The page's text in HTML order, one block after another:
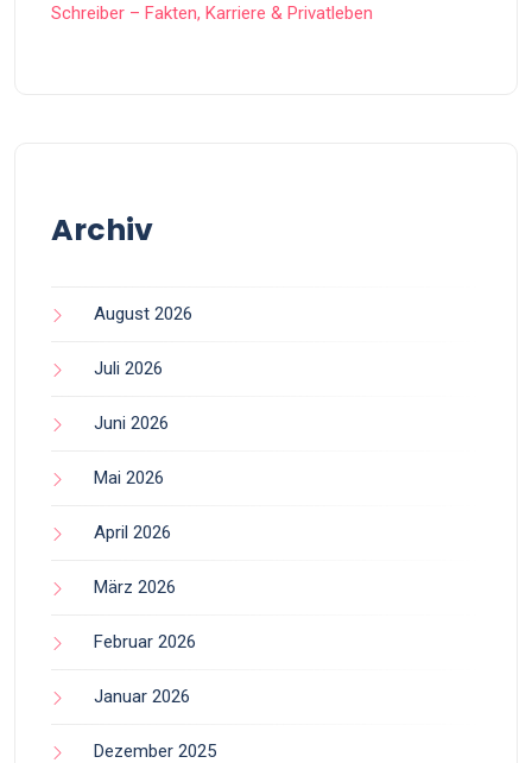
Schreiber – Fakten, Karriere & Privatleben
Archiv
August 2026
Juli 2026
Juni 2026
Mai 2026
April 2026
März 2026
Februar 2026
Januar 2026
Dezember 2025